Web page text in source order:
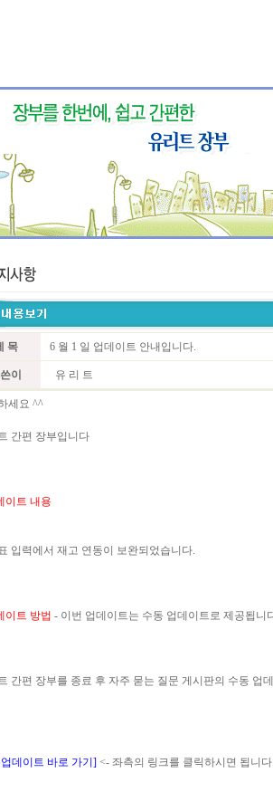
목 6 월 1 일 업데이트 안내입니다.
이 유 리 트
세요 ^^
간편 장부입니다
이트 내용
입력에서 재고 연동이 보완되었습니다.
이트 방법 - 이번 업데이트는 수동 업데이트로 제공됩니
간편 장부를 종료 후 자주 묻는 질문 게시판의 수동 업
데이트 바로 가기] <- 좌측의 링크를 클릭하시면 됩니다.